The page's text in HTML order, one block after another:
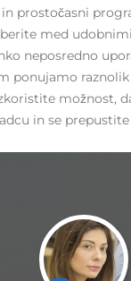
prostočasni
med
neposredno
možnost,
in se